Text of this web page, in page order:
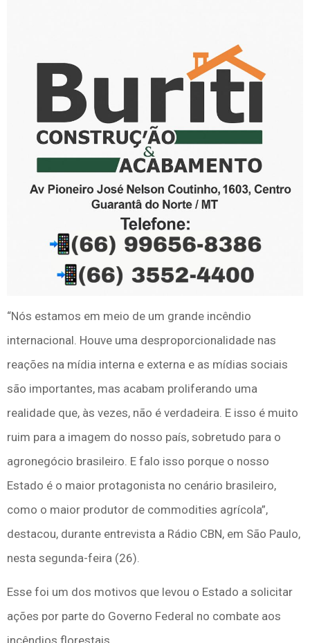
“Nós estamos em meio de um grande incêndio
internacional. Houve uma desproporcionalidade nas
reações na mídia interna e externa e as mídias sociais
são importantes, mas acabam proliferando uma
realidade que, às vezes, não é verdadeira. E isso é muito
ruim para a imagem do nosso país, sobretudo para o
agronegócio brasileiro. E falo isso porque o nosso
Estado é o maior protagonista no cenário brasileiro,
como o maior produtor de commodities agrícola”,
destacou, durante entrevista a Rádio CBN, em São Paulo,
nesta segunda-feira (26).
Esse foi um dos motivos que levou o Estado a solicitar
ações por parte do Governo Federal no combate aos